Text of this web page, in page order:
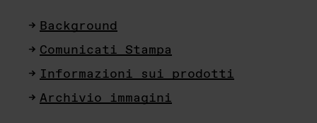
Background
Comunicati Stampa
Informazioni sui prodotti
Archivio immagini